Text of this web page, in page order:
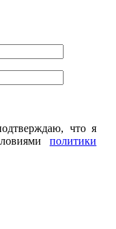
что я
политики